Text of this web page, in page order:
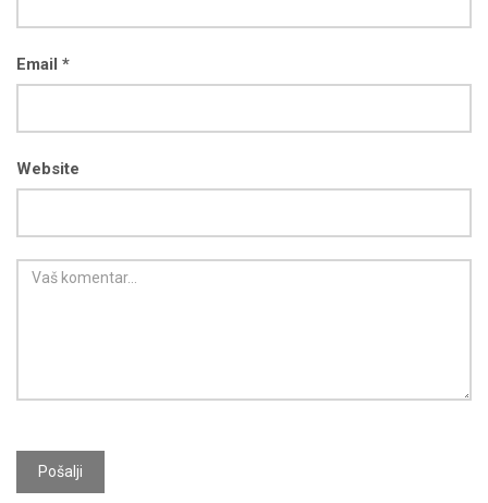
Email *
Website
Pošalji